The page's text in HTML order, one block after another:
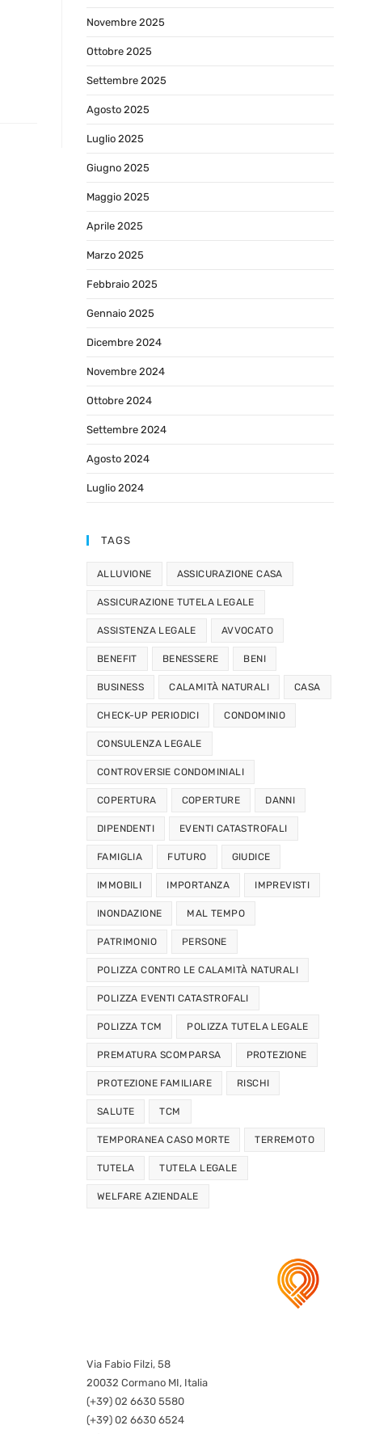
Novembre 2025
Ottobre 2025
Settembre 2025
Agosto 2025
Luglio 2025
Giugno 2025
Maggio 2025
Aprile 2025
Marzo 2025
Febbraio 2025
Gennaio 2025
Dicembre 2024
Novembre 2024
Ottobre 2024
Settembre 2024
Agosto 2024
Luglio 2024
TAGS
ALLUVIONE ASSICURAZIONE CASA
ASSICURAZIONE TUTELA LEGALE
ASSISTENZA LEGALE AVVOCATO
BENEFIT BENESSERE BENI
BUSINESS CALAMITÀ NATURALI CASA
CHECK-UP PERIODICI CONDOMINIO
CONSULENZA LEGALE
CONTROVERSIE CONDOMINIALI
COPERTURA COPERTURE DANNI
DIPENDENTI EVENTI CATASTROFALI
FAMIGLIA FUTURO GIUDICE
IMMOBILI IMPORTANZA IMPREVISTI
INONDAZIONE MAL TEMPO
PATRIMONIO PERSONE
POLIZZA CONTRO LE CALAMITÀ NATURALI
POLIZZA EVENTI CATASTROFALI
POLIZZA TCM POLIZZA TUTELA LEGALE
PREMATURA SCOMPARSA PROTEZIONE
PROTEZIONE FAMILIARE RISCHI
SALUTE TCM
TEMPORANEA CASO MORTE TERREMOTO
TUTELA TUTELA LEGALE
WELFARE AZIENDALE
Via Fabio Filzi, 58
20032 Cormano MI, Italia
(+39) 02 6630 5580
(+39) 02 6630 6524